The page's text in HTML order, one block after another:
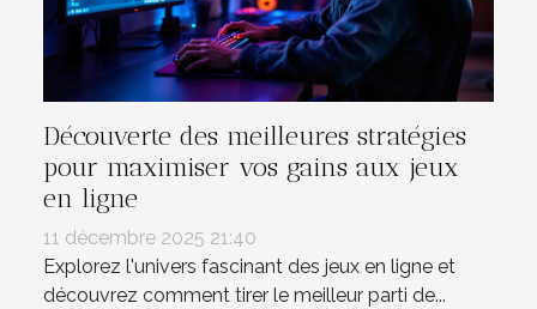
Découverte des meilleures stratégies
pour maximiser vos gains aux jeux
en ligne
11 décembre 2025 21:40
Explorez l'univers fascinant des jeux en ligne et
découvrez comment tirer le meilleur parti de...